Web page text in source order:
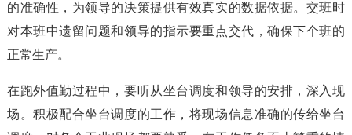
的准确性，为领导的决策提供有效真实的数据依据。交班时
对本班中遗留问题和领导的指示要重点交代，确保下个班的
正常生产。
在跑外值勤过程中，要听从坐台调度和领导的安排，深入现
场。积极配合坐台调度的工作，将现场信息准确的传给坐台